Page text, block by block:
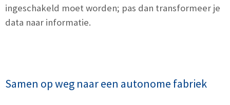
ingeschakeld moet worden; pas dan transformeer je
data naar informatie.
Samen op weg naar een autonome fabriek